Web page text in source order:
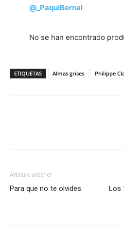
@_PaquiBernal
No se han encontrado
ETIQUETAS Almas grises Philippe
Artículo anterior
Para que no te olvides
Los